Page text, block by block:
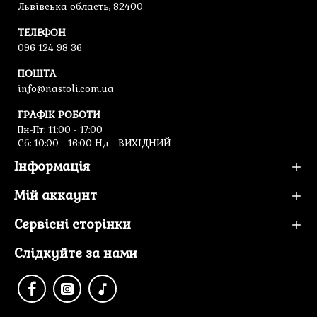
Львівська область, 82400
ТЕЛЕФОН
096 124 98 36
ПОШТА
info@nastoli.com.ua
ГРАФІК РОБОТИ
Пн-Пт: 11:00 - 17:00
Cб: 10:00 - 16:00 Нд - ВИХІДНИЙ
Інформація
Мій аккаунт
Сервісні сторінки
Слідкуйте за нами